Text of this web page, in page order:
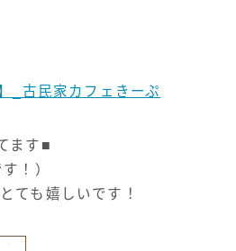
_古民家カフェきーぷ
ます■
！）
ても嬉しいです！